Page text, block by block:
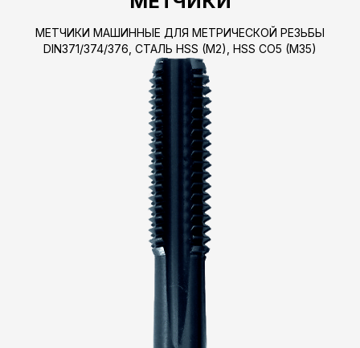
МЕТЧИКИ МАШИННЫЕ ДЛЯ МЕТРИЧЕСКОЙ РЕЗЬБЫ
DIN371/374/376, СТАЛЬ HSS (M2), HSS CO5 (M35)